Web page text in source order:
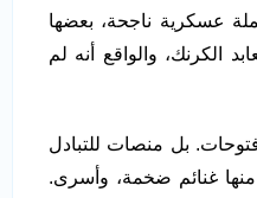
قاد ما بين 17 إلى 20 حملة عسكرية ناجحة، بعضها
الكرنك، والواقع أنه لم
بل منصات للتبادل
منها غنائم ضخمة، وأسرى.